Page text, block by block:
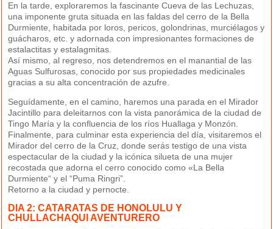
En la tarde, exploraremos la fascinante Cueva de las Lechuzas,
una imponente gruta situada en las faldas del cerro de la Bella
Durmiente, habitada por loros, pericos, golondrinas, murciélagos y
guácharos, etc. y adornada con impresionantes formaciones de
estalactitas y estalagmitas.
Así mismo, al regreso, nos detendremos en el manantial de las
Aguas Sulfurosas, conocido por sus propiedades medicinales
gracias a su alta concentración de azufre.
Seguídamente, en el camino, haremos una parada en el Mirador
Jacintillo para deleitarnos con la vista panorámica de la ciudad de
Tingo María y la confluencia de los ríos Huallaga y Monzón.
Finalmente, para culminar esta experiencia del día, visitaremos el
Mirador del cerro de la Cruz, donde serás testigo de una vista
espectacular de la ciudad y la icónica silueta de una mujer
recostada que adorna el cerro conocido como «La Bella
Durmiente“ y el “Puma Ringri”.
Retorno a la ciudad y pernocte.
DIA 2: CATARATAS DE HONOLULU Y
CHULLACHAQUI AVENTURERO